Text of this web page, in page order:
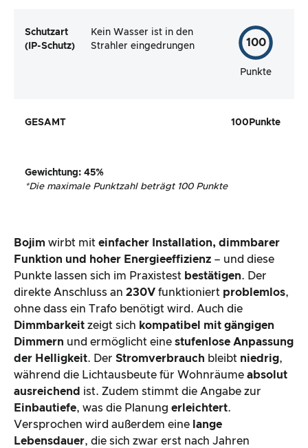
Schutzart
(IP-Schutz)
Kein Wasser ist in den
Strahler eingedrungen
100
Punkte
GESAMT 100 Punkte
Gewichtung: 45%
*Die maximale Punktzahl beträgt 100 Punkte
Bojim wirbt mit einfacher Installation, dimmbarer
Funktion und hoher Energieeffizienz – und diese
Punkte lassen sich im Praxistest bestätigen. Der
direkte Anschluss an 230V funktioniert problemlos,
ohne dass ein Trafo benötigt wird. Auch die
Dimmbarkeit zeigt sich kompatibel mit gängigen
Dimmern und ermöglicht eine stufenlose Anpassung
der Helligkeit. Der Stromverbrauch bleibt niedrig,
während die Lichtausbeute für Wohnräume absolut
ausreichend ist. Zudem stimmt die Angabe zur
Einbautiefe, was die Planung erleichtert.
Versprochen wird außerdem eine lange
Lebensdauer, die sich zwar erst nach Jahren